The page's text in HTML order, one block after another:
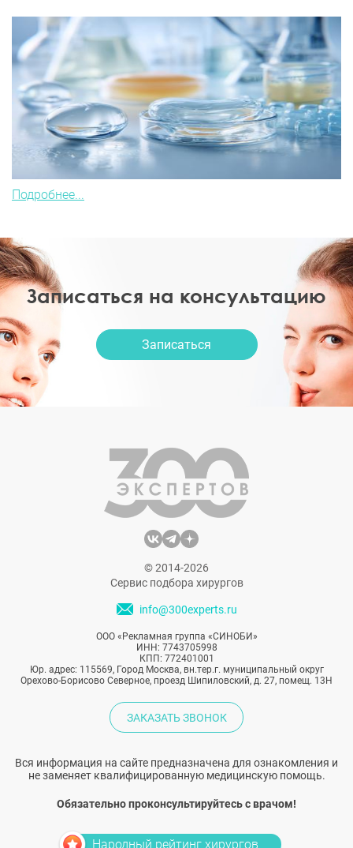
Подробнее...
Записаться на консультацию
Записаться
© 2014-2026
Сервис подбора хирургов
info@300experts.ru
ООО «Рекламная группа «СИНОБИ»
ИНН: 7743705998
КПП: 772401001
Юр. адрес: 115569, Город Москва, вн.тер.г. муниципальный округ
Орехово-Борисово Северное, проезд Шипиловский, д. 27, помещ. 13Н
ЗАКАЗАТЬ ЗВОНОК
Вся информация на сайте предназначена для ознакомления и
не заменяет квалифицированную медицинскую помощь.
Обязательно проконсультируйтесь с врачом!
Народный рейтинг хирургов